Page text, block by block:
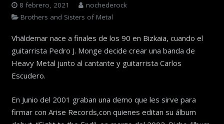
8 febrero, 2021
nochederock
Brothers and Sisters of Metal
Vhäldemar nace a finales de los 90 en Bizkaia, cuando el
guitarrista Pedro J. Monge decide crear una banda de
Heavy Metal junto al cantante y guitarrista Carlos
Escudero.
En Junio del 2001 graban una demo que les sirve para
firmar con Arise Records,con quienes editan su álbum